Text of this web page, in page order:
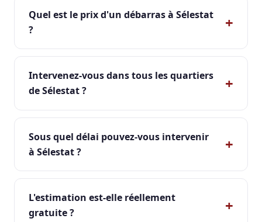
Quel est le prix d'un débarras à Sélestat
?
Intervenez-vous dans tous les quartiers
de Sélestat ?
Sous quel délai pouvez-vous intervenir
à Sélestat ?
L'estimation est-elle réellement
gratuite ?